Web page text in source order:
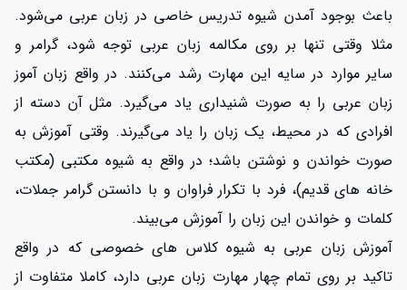
باعث بوجود آمدن شیوه تدریس خاصی در زبان عربی می‌شود.
مثلا وقتی تنها بر روی مکالمه زبان عربی توجه شود، گرامر و
سایر موارد در سایه این مهارت رشد می‌کنند. در واقع زبان آموز
زبان عربی را به صورت شنیداری یاد می‌گیرد. مثل آن دسته از
افرادی که در محیط، یک زبان را یاد می‌گیرند. وقتی آموزش به
صورت خواندن و نوشتن باشد؛ در واقع به شیوه مکتبی (مکتب
خانه های قدیم)، فرد با تکرار فراوان و با دانستن گرامر جملات،
کلمات و خواندن این زبان را آموزش می‌بیند.
آموزش زبان عربی به شیوه کلاس های خصوصی که در واقع
تاکید بر روی تمام چهار مهارت زبان عربی دارد، کاملا متفاوت از